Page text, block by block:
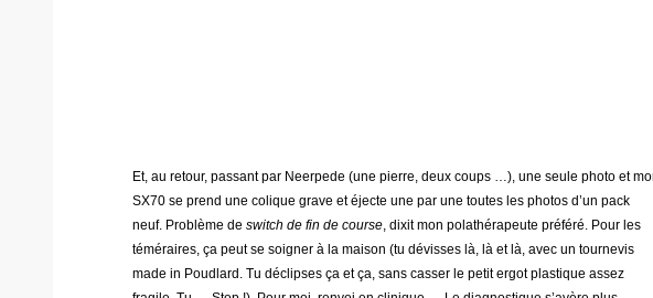
Et, au retour, passant par Neerpede (une pierre, deux coups …), une seule photo et
SX70 se prend une colique grave et éjecte une par une toutes les photos d’un pack
neuf. Problème de switch de fin de course, dixit mon polathérapeute préféré. Pour les
téméraires, ça peut se soigner à la maison (tu dévisses là, là et là, avec un tournevis
made in Poudlard. Tu déclipses ça et ça, sans casser le petit ergot plastique assez